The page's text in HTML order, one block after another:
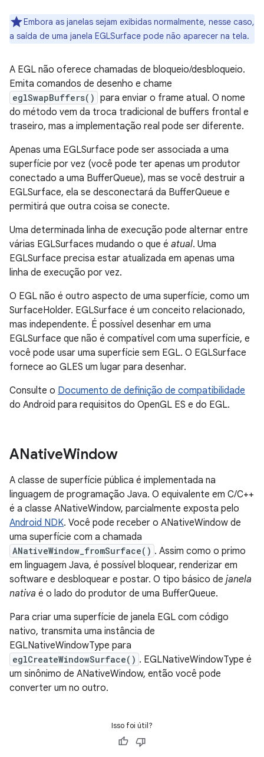
Embora as janelas sejam exibidas normalmente, nesse caso,
a saída de uma janela EGLSurface pode não aparecer na tela.
A EGL não oferece chamadas de bloqueio/desbloqueio.
Emita comandos de desenho e chame
eglSwapBuffers() para enviar o frame atual. O nome
do método vem da troca tradicional de buffers frontal e
traseiro, mas a implementação real pode ser diferente.
Apenas uma EGLSurface pode ser associada a uma
superfície por vez (você pode ter apenas um produtor
conectado a uma BufferQueue), mas se você destruir a
EGLSurface, ela se desconectará da BufferQueue e
permitirá que outra coisa se conecte.
Uma determinada linha de execução pode alternar entre
várias EGLSurfaces mudando o que é atual. Uma
EGLSurface precisa estar atualizada em apenas uma
linha de execução por vez.
O EGL não é outro aspecto de uma superfície, como um
SurfaceHolder. EGLSurface é um conceito relacionado,
mas independente. É possível desenhar em uma
EGLSurface que não é compatível com uma superfície, e
você pode usar uma superfície sem EGL. O EGLSurface
fornece ao GLES um lugar para desenhar.
Consulte o Documento de definição de compatibilidade
do Android para requisitos do OpenGL ES e do EGL.
ANativeWindow
A classe de superfície pública é implementada na
linguagem de programação Java. O equivalente em C/C++
é a classe ANativeWindow, parcialmente exposta pelo
Android NDK. Você pode receber o ANativeWindow de
uma superfície com a chamada
ANativeWindow_fromSurface() . Assim como o primo
em linguagem Java, é possível bloquear, renderizar em
software e desbloquear e postar. O tipo básico de janela
nativa é o lado do produtor de uma BufferQueue.
Para criar uma superfície de janela EGL com código
nativo, transmita uma instância de
EGLNativeWindowType para
eglCreateWindowSurface() . EGLNativeWindowType é
um sinônimo de ANativeWindow, então você pode
converter um no outro.
Isso foi útil?